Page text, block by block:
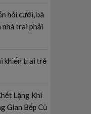
hỏi cưới, bà
nhà trai phải
khiến trai trẻ
Lặng Khi
Gian Bếp Cũ